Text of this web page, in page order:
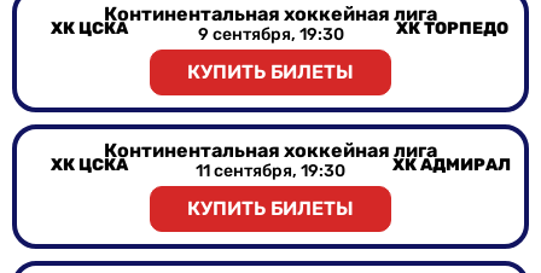
Континентальная хоккейная лига
9 сентября, 19:30
ХК ЦСКА ХК ТОРПЕДО
КУПИТЬ БИЛЕТЫ
Континентальная хоккейная лига
11 сентября, 19:30
ХК ЦСКА ХК АДМИРАЛ
КУПИТЬ БИЛЕТЫ